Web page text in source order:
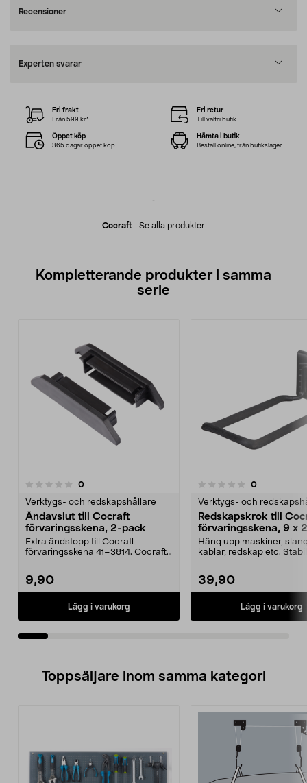
Recensioner
Experten svarar
Cocraft - Se alla produkter
Fri frakt
Från 599 kr*
Fri retur
Till valfri butik
Öppet köp
365 dagar öppet köp
Hämta i butik
Beställ online, från butikslager
Kompletterande produkter i samma
serie
0recensioner
Verktygs- och redskapshållare
Ändavslut till Cocraft
förvaringsskena, 2-pack
Extra ändstopp till Cocraft
förvaringsskena 41–3814. Cocraft
9,90
Lägg i varukorg
0.0 av 5 stjärnor 0recensioner
Verktygs- och
Redskapskrok till
förvaringsskena, 9 x
Häng upp maskiner,
kablar, redskap etc. Stabil
39,90
Lägg i varukorg
0.0 av 5 stjärnor
Toppsäljare inom samma kategori